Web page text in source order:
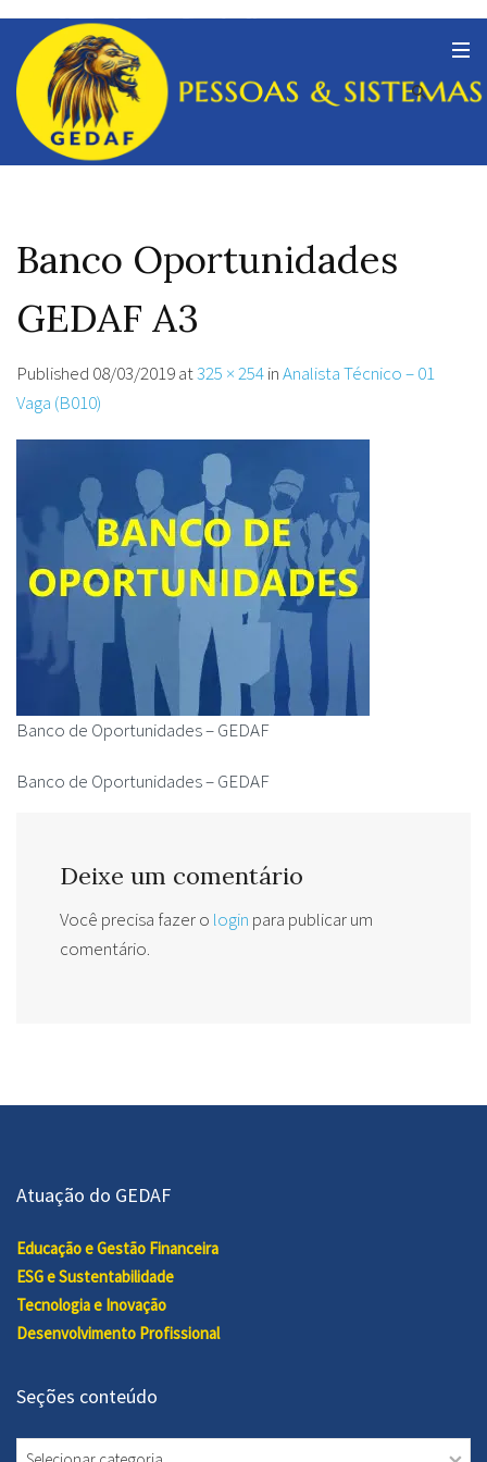
Banco Oportunidades
GEDAF A3
Published 08/03/2019at325 × 254inAnalista Técnico – 01
Vaga (B010)
Banco de Oportunidades – GEDAF
Banco de Oportunidades – GEDAF
Deixe um comentário
Você precisa fazer o login para publicar um
comentário.
Atuação do GEDAF
Educação e Gestão Financeira
ESG e Sustentabilidade
Tecnologia e Inovação
Desenvolvimento Profissional
Seções conteúdo
Seções